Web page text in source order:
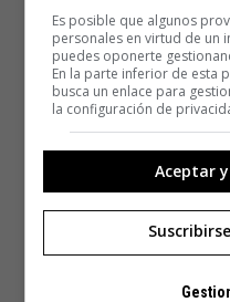
Es posible que algunos
personales en virtud de un
puedes oponerte
En la parte inferior de esta
busca un enlace para
la configuración de
Aceptar y